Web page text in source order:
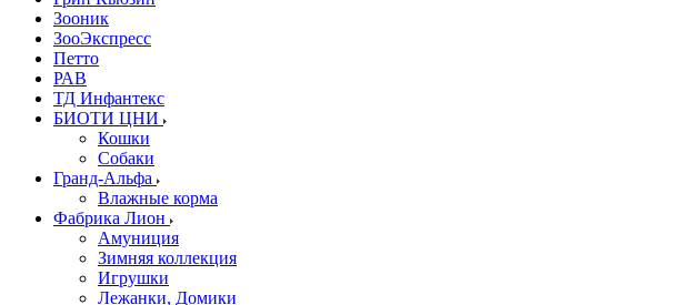
Зооник
ЗооЭкспресс
Петто
РАВ
ТД Инфантекс
БИОТИ ЦНИ
Кошки
Собаки
Гранд-Альфа
Влажные корма
Фабрика Лион
Амуниция
Зимняя коллекция
Игрушки
Лежанки, Домики